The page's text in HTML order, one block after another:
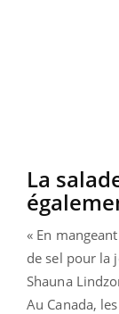
La
« En
de sel pour la
Shauna
Au Canada,